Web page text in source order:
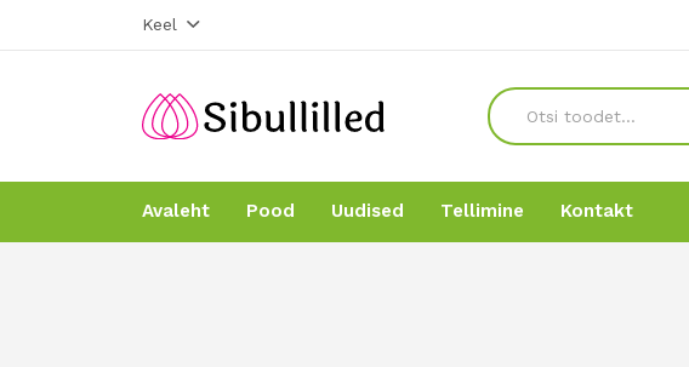
Keel
Avaleht Pood Uudised Tellimine Kontakt